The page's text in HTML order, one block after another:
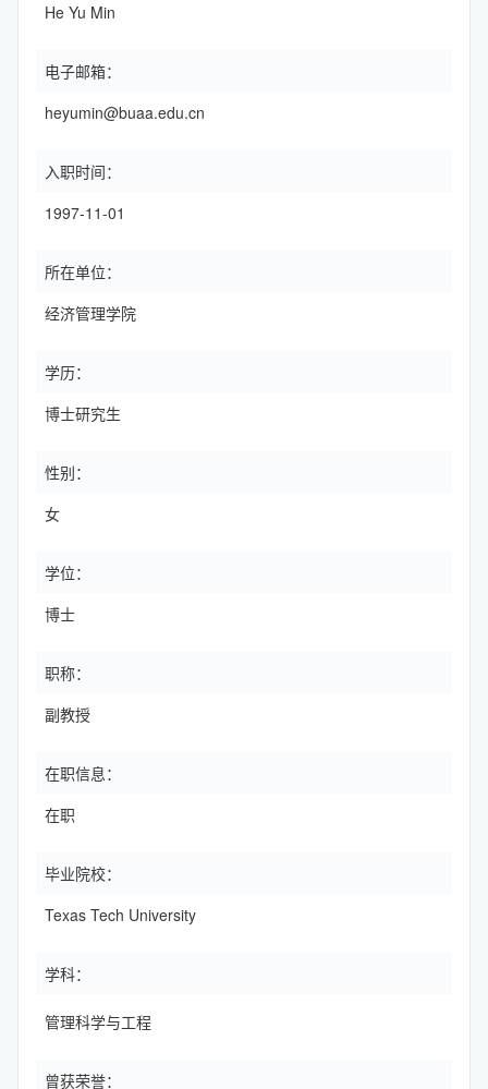
He Yu Min
电子邮箱：
heyumin@buaa.edu.cn
入职时间：
1997-11-01
所在单位：
经济管理学院
学历：
博士研究生
性别：
女
学位：
博士
职称：
副教授
在职信息：
在职
毕业院校：
Texas Tech University
学科：
管理科学与工程
曾获荣誉：